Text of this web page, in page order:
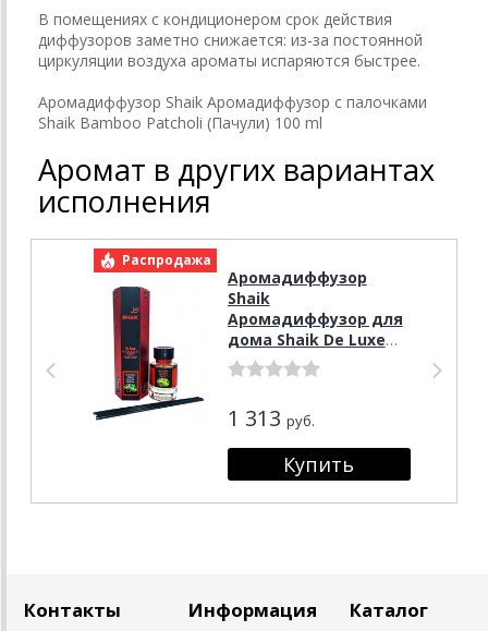
В помещениях с кондиционером срок действия
диффузоров заметно снижается: из-за постоянной
циркуляции воздуха ароматы испаряются быстрее.
Аромадиффузор Shaik Аромадиффузор с палочками
Shaik Bamboo Patcholi (Пачули) 100 ml
Аромат в других вариантах
исполнения
Распродажа
Аромадиффузор
Shaik
Аромадиффузор для
дома Shaik De Luxe
Bamboo Пачули 100мл
1 313 руб.
Контакты Информация Каталог